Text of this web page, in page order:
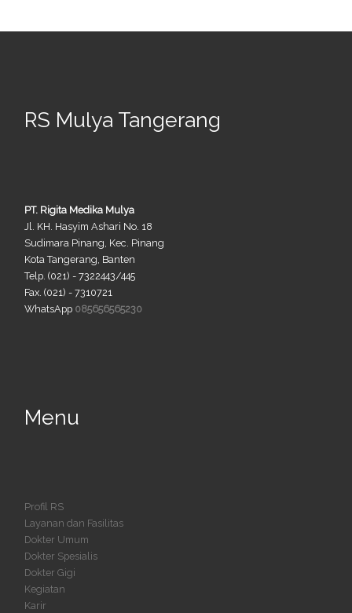
RS Mulya Tangerang
PT. Rigita Medika Mulya
Jl. KH. Hasyim Ashari No. 18
Sudimara Pinang, Kec. Pinang
Kota Tangerang, Banten
Telp. (021) - 7322443/445
Fax. (021) - 7310721
WhatsApp 085656565230
Menu
Profil RS
Layanan dan Fasilitas
Dokter Umum
Dokter Spesialis
Dokter Gigi
Kegiatan
Karir